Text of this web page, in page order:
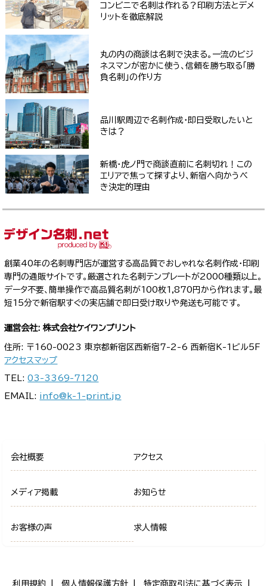
コンビニで名刺は作れる？印刷方法とデメ
リットを徹底解説
丸の内の商談は名刺で決まる。一流のビジ
ネスマンが密かに使う、信頼を勝ち取る「勝
負名刺」の作り方
品川駅周辺で名刺作成・即日受取したいと
きは？
新橋・虎ノ門で商談直前に名刺切れ！この
エリアで焦って探すより、新宿へ向かうべ
き決定的理由
創業40年の名刺専門店が運営する高品質でおしゃれな名刺作成・印刷
専門の通販サイトです。厳選された名刺テンプレートが2000種類以上。
データ不要、簡単操作で高品質名刺が100枚1,870円から作れます。最
短15分で新宿駅すぐの実店舗で即日受け取りや発送も可能です。
運営会社: 株式会社ケイワンプリント
住所: 〒160-0023 東京都新宿区西新宿7-2-6 西新宿K-1ビル5F
アクセスマップ
TEL:03-3369-7120
EMAIL: info@k-1-print.jp
会社概要 アクセス
メディア掲載 お知らせ
お客様の声 求人情報
利用規約 個人情報保護方針 特定商取引法に基づく表示